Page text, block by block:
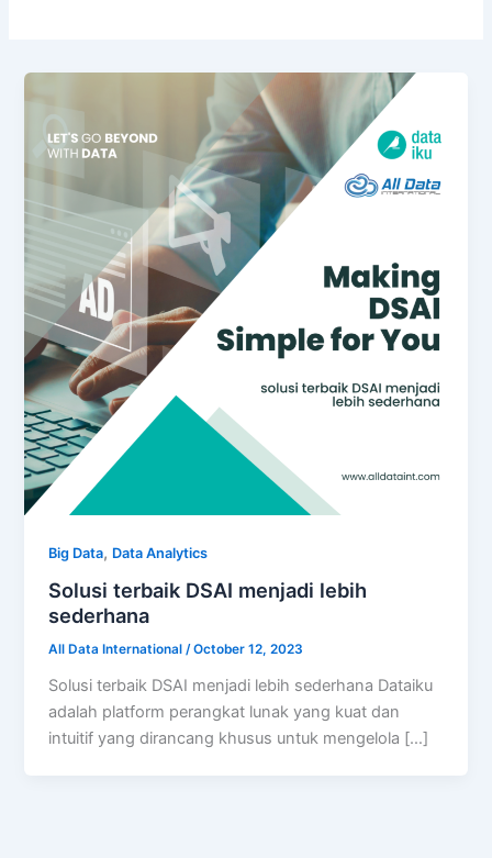
Big Data, Data Analytics
Solusi terbaik DSAI menjadi lebih
sederhana
All Data International/October 12, 2023
Solusi terbaik DSAI menjadi lebih sederhana Dataiku
adalah platform perangkat lunak yang kuat dan
intuitif yang dirancang khusus untuk mengelola […]